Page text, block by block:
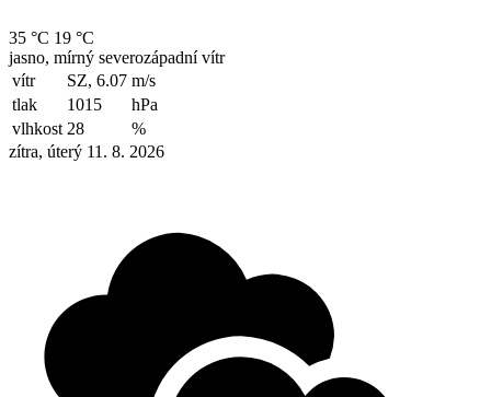
35 °C 19 °C
jasno, mírný severozápadní vítr
vítr
SZ, 6.07 m/s
tlak
1015
hPa
vlhkost 28
%
zítra, úterý 11. 8. 2026